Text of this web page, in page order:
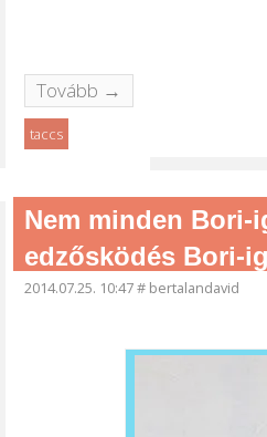
Tovább →
taccs
Nem minden Bori-
edzősködés Bori-
2014.07.25. 10:47# bertalandavid